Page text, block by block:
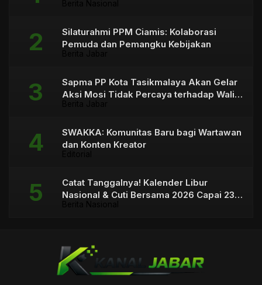
Silaturahmi PPM Ciamis: Kolaborasi
Pemuda dan Pemangku Kebijakan
Sapma PP Kota Tasikmalaya Akan Gelar
Aksi Mosi Tidak Percaya terhadap Wali
SWAKKA: Komunitas Baru bagi Wartawan
dan Konten Kreator
Catat Tanggalnya! Kalender Libur
Nasional & Cuti Bersama 2026 Capai 23